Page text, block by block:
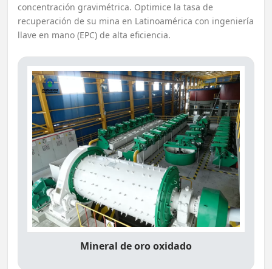
concentración gravimétrica. Optimice la tasa de
recuperación de su mina en Latinoamérica con ingeniería
llave en mano (EPC) de alta eficiencia.
Mineral de oro oxidado